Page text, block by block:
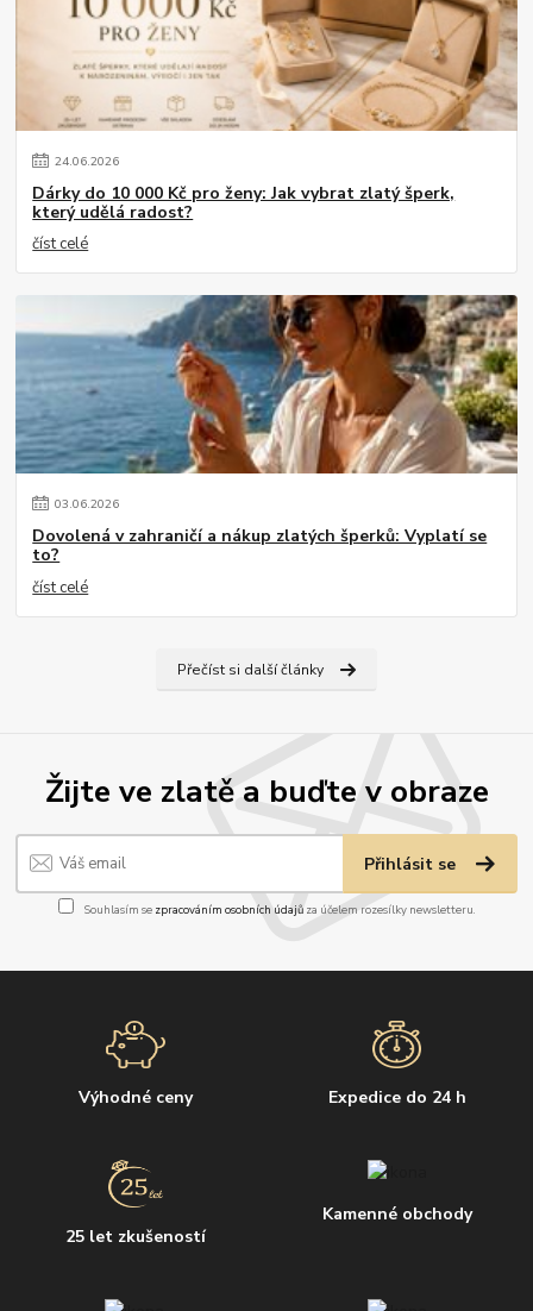
24.06.2026
Dárky do 10 000 Kč pro ženy: Jak vybrat zlatý šperk,
který udělá radost?
číst celé
03.06.2026
Dovolená v zahraničí a nákup zlatých šperků: Vyplatí se
to?
číst celé
Přečíst si další články
Žijte ve zlatě a buďte v obraze
Přihlásit se
Souhlasím se zpracováním osobních údajůza účelem rozesílky newsletteru.
Výhodné ceny Expedice do 24 h
25 let zkušeností
Kamenné obchody